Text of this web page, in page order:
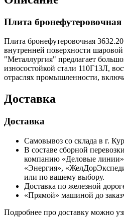
Плита бронефутеровочная
Плита бронефутеровочная
внутренней поверхности
"Металлургия" предлагает
износостойкой стали 110Г13Л,
отраслях промышленности,
Доставка
Доставка
Самовывоз со склада в г.
В составе сборной
компанию «Деловые
«Энергия»,
или по вашему выбору.
Доставка по железной
«Прямой» машиной до
Подробнее про доставку можно